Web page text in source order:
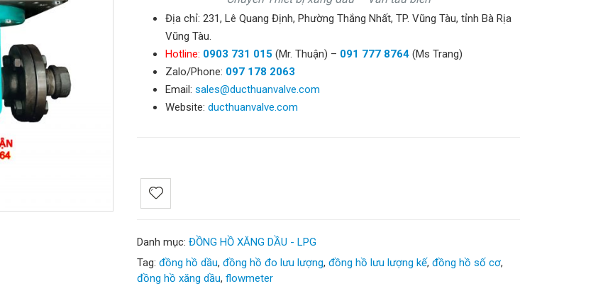
Địa chỉ: 231, Lê Quang Định, Phường Thắng Nhất, TP. Vũng Tàu, tỉnh Bà Rịa
Vũng Tàu.
Hotline: 0903 731 015 (Mr. Thuận) – 091 777 8764 (Ms Trang)
Zalo/Phone: 097 178 2063
Email: sales@ducthuanvalve.com
Website: ducthuanvalve.com
Danh mục: ĐỒNG HỒ XĂNG DẦU - LPG
Tag: đồng hồ dầu, đồng hồ đo lưu lượng, đồng hồ lưu lượng kế, đồng hồ số cơ,
đồng hồ xăng dầu, flowmeter